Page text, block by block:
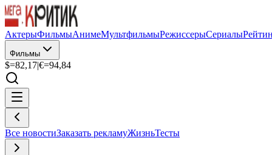
АктерыФильмыАнимеМультфильмыРежиссерыСериалы
Фильмы
$=82,17|€=94,84
Все новостиЗаказать рекламуЖизньТесты